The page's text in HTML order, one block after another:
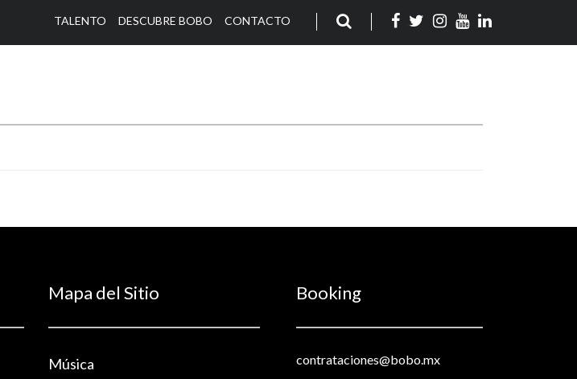
TALENTO
DESCUBRE BOBO CONTACTO
Mapa del Sitio
Música
Booking
contrataciones@bobo.mx